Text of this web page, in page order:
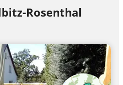
Rosenthal